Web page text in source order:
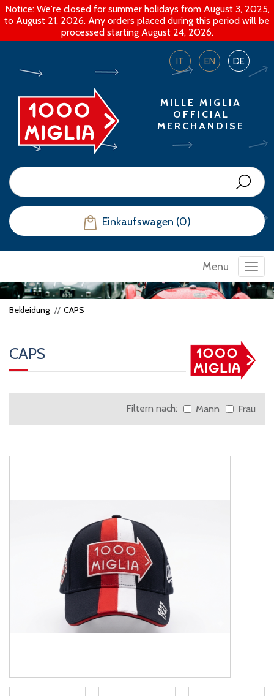
Notice:We're closed for summer holidays from August 3, 2025,
to August 21, 2026. Any orders placed during this period will be
processed starting August 24, 2026.
IT EN DE
MILLE MIGLIA
OFFICIAL
MERCHANDISE
Einkaufswagen (0)
Menu
Bekleidung CAPS
CAPS
Filtern nach: Mann Frau